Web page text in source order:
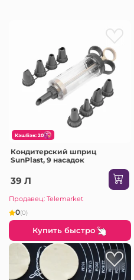
КэшБэк: 20
Кондитерский шприц
SunPlast, 9 насадок
39 Л
Продавец: Telemarket
0(0)
Купить быстро